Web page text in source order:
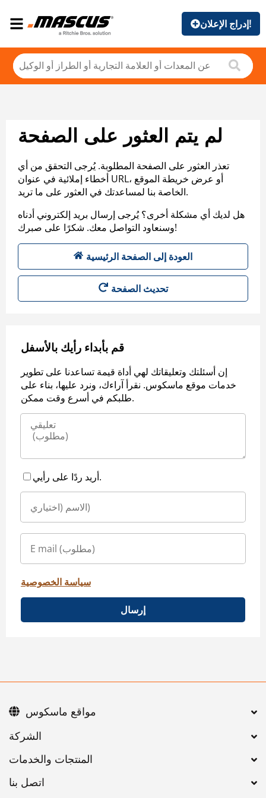
إدراج الإعلان!
لم يتم العثور على الصفحة
تعذر العثور على الصفحة المطلوبة. يُرجى التحقق من أي
أخطاء إملائية في عنوان URL، أو عرض خريطة الموقع
الخاصة بنا لمساعدتك في العثور على ما تريد.
هل لديك أي مشكلة أخرى؟ يُرجى إرسال بريد إلكتروني أدناه
وسنعاود التواصل معك. شكرًا على صبرك!
العودة إلى الصفحة الرئيسية
تحديث الصفحة
قم بأبداء رأيك بالأسفل
إن أسئلتك وتعليقاتك لهي أداة قيمة تساعدنا على تطوير
خدمات موقع ماسكوس. نقرأ آراءك، ونرد عليها، بناء على
طلبكم في أسرع وقت ممكن.
أريد ردًا على رأيي.
سياسة الخصوصية
إرسال
اتصل بنا
مواقع ماسكوس